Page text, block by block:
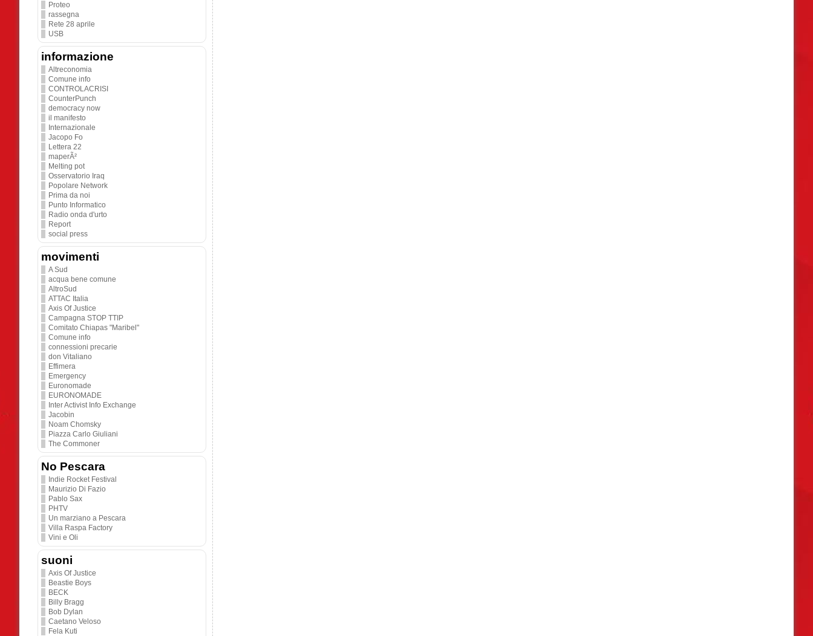
Proteo
rassegna
Rete 28 aprile
USB
informazione
Altreconomia
Comune info
CONTROLACRISI
CounterPunch
democracy now
il manifesto
Internazionale
Jacopo Fo
Lettera 22
maperÃ²
Melting pot
Osservatorio Iraq
Popolare Network
Prima da noi
Punto Informatico
Radio onda d'urto
Report
social press
movimenti
A Sud
acqua bene comune
AltroSud
ATTAC Italia
Axis Of Justice
Campagna STOP TTIP
Comitato Chiapas "Maribel"
Comune info
connessioni precarie
don Vitaliano
Effimera
Emergency
Euronomade
EURONOMADE
Inter Activist Info Exchange
Jacobin
Noam Chomsky
Piazza Carlo Giuliani
The Commoner
No Pescara
Indie Rocket Festival
Maurizio Di Fazio
Pablo Sax
PHTV
Un marziano a Pescara
Villa Raspa Factory
Vini e Oli
suoni
Axis Of Justice
Beastie Boys
BECK
Billy Bragg
Bob Dylan
Caetano Veloso
Fela Kuti